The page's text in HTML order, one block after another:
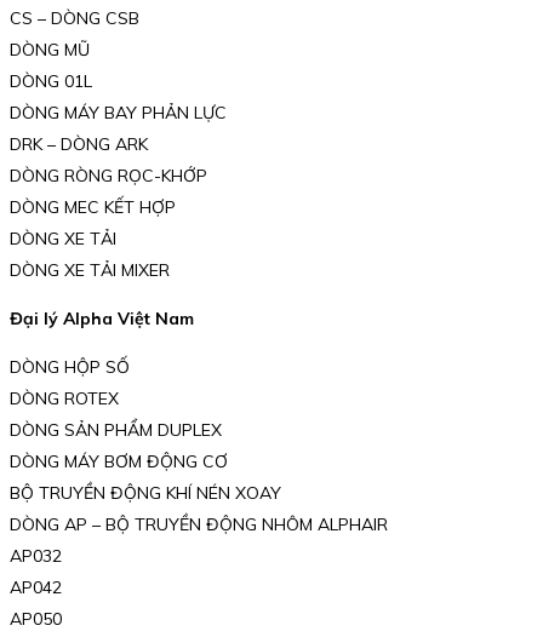
CS – DÒNG CSB
DÒNG MŨ
DÒNG 01L
DÒNG MÁY BAY PHẢN LỰC
DRK – DÒNG ARK
DÒNG RÒNG RỌC-KHỚP
DÒNG MEC KẾT HỢP
DÒNG XE TẢI
DÒNG XE TẢI MIXER
Đại lý Alpha Việt Nam
DÒNG HỘP SỐ
DÒNG ROTEX
DÒNG SẢN PHẨM DUPLEX
DÒNG MÁY BƠM ĐỘNG CƠ
BỘ TRUYỀN ĐỘNG KHÍ NÉN XOAY
DÒNG AP – BỘ TRUYỀN ĐỘNG NHÔM ALPHAIR
AP032
AP042
AP050